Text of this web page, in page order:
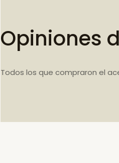
Opiniones
Todos los que compraron el